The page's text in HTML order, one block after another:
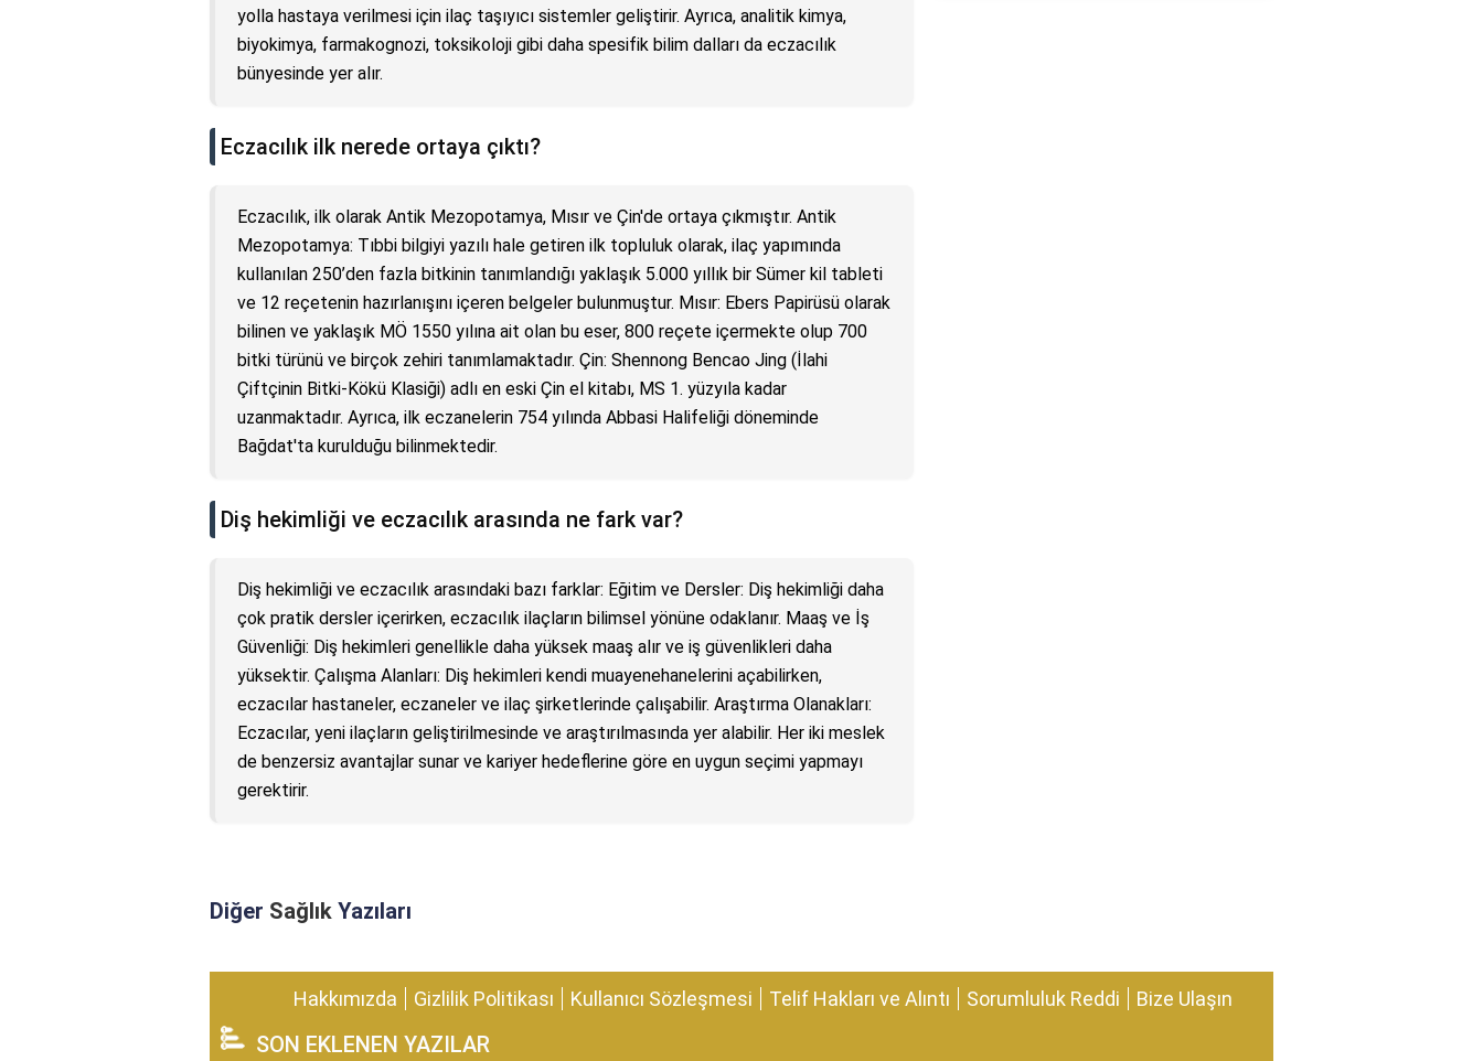
yolla hastaya verilmesi için ilaç taşıyıcı sistemler geliştirir. Ayrıca, analitik kimya,
biyokimya, farmakognozi, toksikoloji gibi daha spesifik bilim dalları da eczacılık
bünyesinde yer alır.
Eczacılık ilk nerede ortaya çıktı?
Eczacılık, ilk olarak Antik Mezopotamya, Mısır ve Çin'de ortaya çıkmıştır. Antik
Mezopotamya: Tıbbi bilgiyi yazılı hale getiren ilk topluluk olarak, ilaç yapımında
kullanılan 250’den fazla bitkinin tanımlandığı yaklaşık 5.000 yıllık bir Sümer kil tableti
ve 12 reçetenin hazırlanışını içeren belgeler bulunmuştur. Mısır: Ebers Papirüsü olarak
bilinen ve yaklaşık MÖ 1550 yılına ait olan bu eser, 800 reçete içermekte olup 700
bitki türünü ve birçok zehiri tanımlamaktadır. Çin: Shennong Bencao Jing (İlahi
Çiftçinin Bitki-Kökü Klasiği) adlı en eski Çin el kitabı, MS 1. yüzyıla kadar
uzanmaktadır. Ayrıca, ilk eczanelerin 754 yılında Abbasi Halifeliği döneminde
Bağdat'ta kurulduğu bilinmektedir.
Diş hekimliği ve eczacılık arasında ne fark var?
Diş hekimliği ve eczacılık arasındaki bazı farklar: Eğitim ve Dersler: Diş hekimliği daha
çok pratik dersler içerirken, eczacılık ilaçların bilimsel yönüne odaklanır. Maaş ve İş
Güvenliği: Diş hekimleri genellikle daha yüksek maaş alır ve iş güvenlikleri daha
yüksektir. Çalışma Alanları: Diş hekimleri kendi muayenehanelerini açabilirken,
eczacılar hastaneler, eczaneler ve ilaç şirketlerinde çalışabilir. Araştırma Olanakları:
Eczacılar, yeni ilaçların geliştirilmesinde ve araştırılmasında yer alabilir. Her iki meslek
de benzersiz avantajlar sunar ve kariyer hedeflerine göre en uygun seçimi yapmayı
gerektirir.
Diğer Sağlık Yazıları
Hakkımızda Gizlilik Politikası Kullanıcı Sözleşmesi Telif Hakları ve Alıntı Sorumluluk Reddi Bize Ulaşın
SON EKLENEN YAZILAR